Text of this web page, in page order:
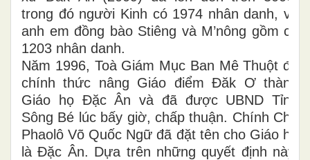
trong đó người Kinh có 1974 nhân danh, và
anh em đồng bào Stiêng và M’nông gồm có
1203 nhân danh.
Năm 1996, Toà Giám Mục Ban Mê Thuột đã
chính thức nâng Giáo điểm Đăk Ơ thành
Giáo họ Đặc Ân và đã được UBND Tỉnh
Sông Bé lúc bấy giờ, chấp thuận. Chính Cha
Phaolô Võ Quốc Ngữ đã đặt tên cho Giáo họ
là Đặc Ân. Dựa trên những quyết định này,